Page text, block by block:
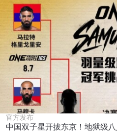
官方发布
中国双子星开拔东京！地狱级